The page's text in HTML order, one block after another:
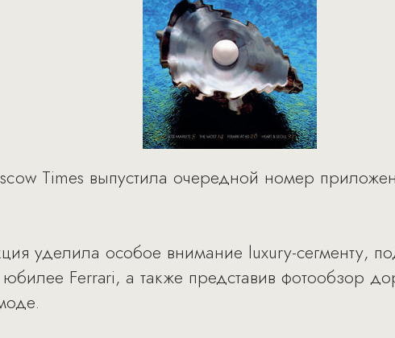
Times выпустила очередной номер
уделила особое внимание luxury-сегменту,
Ferrari, а также представив фотообзор